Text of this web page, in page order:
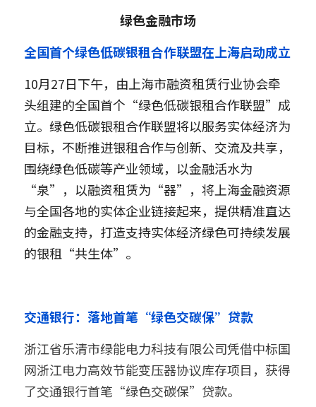
绿色金融市场
全国首个绿色低碳银租合作联盟在上海启动成立
10月27日下午，由上海市融资租赁行业协会牵
头组建的全国首个“绿色低碳银租合作联盟”成
立。绿色低碳银租合作联盟将以服务实体经济为
目标，不断推进银租合作与创新、交流及共享，
围绕绿色低碳等产业领域，以金融活水为
“泉”，以融资租赁为“器”，将上海金融资源
与全国各地的实体企业链接起来，提供精准直达
的金融支持，打造支持实体经济绿色可持续发展
的银租“共生体”。
交通银行：落地首笔“绿色交碳保”贷款
浙江省乐清市绿能电力科技有限公司凭借中标国
网浙江电力高效节能变压器协议库存项目，获得
了交通银行首笔“绿色交碳保”贷款。